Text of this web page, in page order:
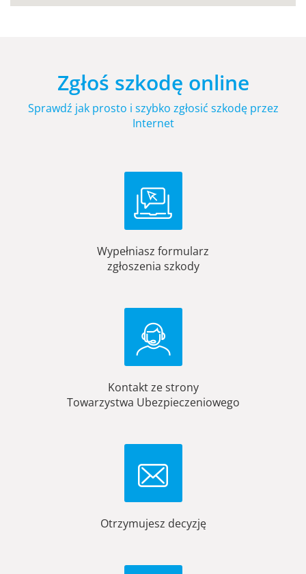
Zgłoś szkodę online
Sprawdź jak prosto i szybko zgłosić szkodę przez
Internet
Wypełniasz formularz
zgłoszenia szkody
Kontakt ze strony
Towarzystwa Ubezpieczeniowego
Otrzymujesz decyzję